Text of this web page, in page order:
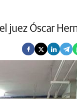
juez Óscar